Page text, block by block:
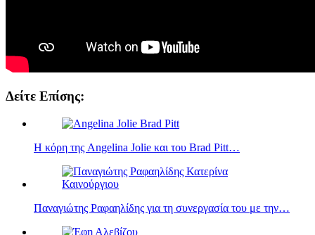
Δείτε Επίσης:
Η κόρη της Angelina Jolie και του Brad Pitt…
Παναγιώτης Ραφαηλίδης για τη συνεργασία του με την…